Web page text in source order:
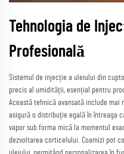
Tehnologia de
Profesională
Sistemul de injecție a uleiului din
precis al umidității, esențial pentru
Această tehnică avansată include
asigură o distribuție egală în întreaga
vapor sub forma mică la momentul
dezvoltarea corticelului. Coamizi pot